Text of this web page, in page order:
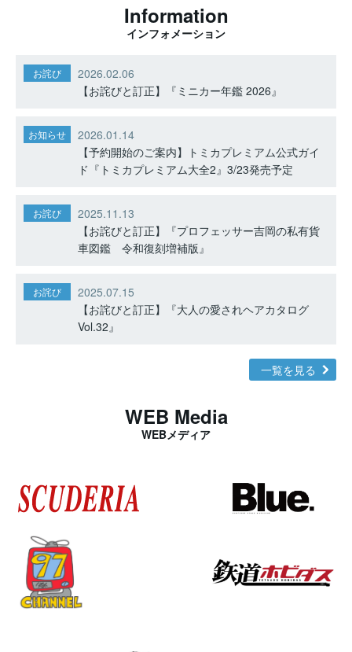
Information
インフォメーション
お詫び
2026.02.06
【お詫びと訂正】『ミニカー年鑑 2026』
お知らせ
2026.01.14
【予約開始のご案内】トミカプレミアム公式ガイ
ド『トミカプレミアム大全2』3/23発売予定
お詫び
2025.11.13
【お詫びと訂正】『プロフェッサー吉岡の私有貨
車図鑑 令和復刻増補版』
お詫び
2025.07.15
【お詫びと訂正】『大人の愛されヘアカタログ
Vol.32』
一覧を見る
WEB Media
WEBメディア